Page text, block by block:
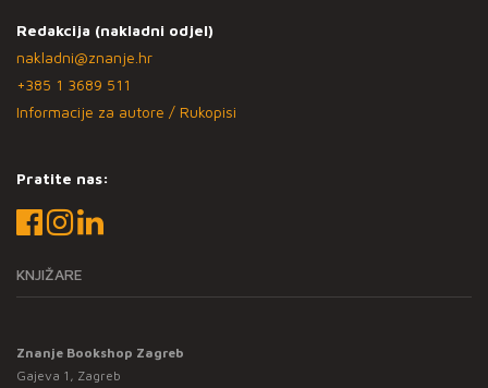
Redakcija (nakladni odjel)
nakladni@znanje.hr
+385 1 3689 511
Informacije za autore / Rukopisi
Pratite nas:
KNJIŽARE
Znanje Bookshop Zagreb
Gajeva 1, Zagreb